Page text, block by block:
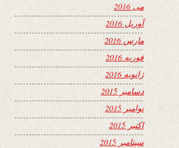
می 2016
آوریل 2016
مارس 2016
فوریه 2016
ژانویه 2016
دسامبر 2015
نوامبر 2015
اکتبر 2015
سپتامبر 2015